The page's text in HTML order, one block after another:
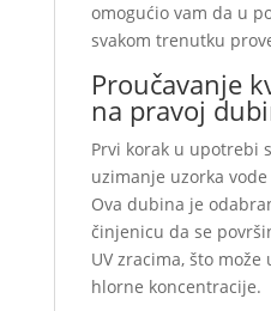
omogućio vam da u
svakom trenutku
Proučavanje
na pravoj
Prvi korak u upotrebi
uzimanje uzorka
Ova dubina je
činjenicu da se
UV zracima, što
hlorne koncentracije.